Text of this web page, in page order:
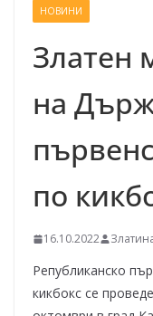
НОВИНИ
Златен
на
по
16.10.2022
Републиканско
кикбокс се